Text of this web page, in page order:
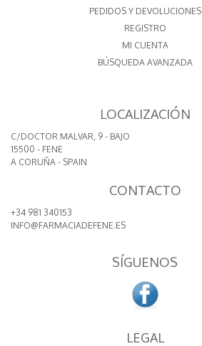
PEDIDOS Y DEVOLUCIONES
REGISTRO
MI CUENTA
BÚSQUEDA AVANZADA
LOCALIZACIÓN
C/DOCTOR MALVAR, 9 - BAJO
15500 - FENE
A CORUÑA - SPAIN
CONTACTO
+34 981 340153
INFO@FARMACIADEFENE.ES
SÍGUENOS
LEGAL